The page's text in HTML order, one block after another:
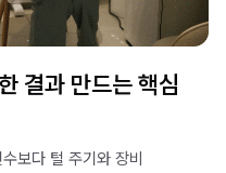
결과 만드는 핵심
보다 털 주기와 장비